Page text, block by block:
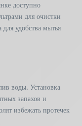
доступно
для очистки
удобства мытья
воды. Установка
запахов и
избежать протечек